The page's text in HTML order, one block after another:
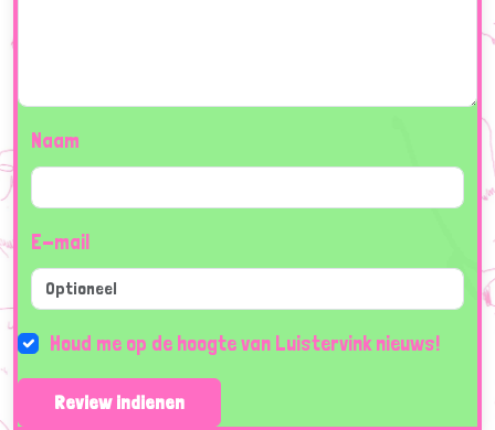
Naam
E-mail
Houd me op de hoogte van Luistervink nieuws!
Review indienen